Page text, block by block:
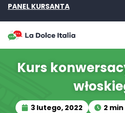
PANEL KURSANTA
Kurs
3 lutego, 2022 2